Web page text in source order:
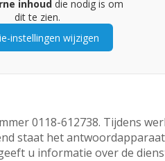
inhouddie nodig is om
dit te zien.
instellingen wijzigen
0118-612738. Tijdens
staat het
u informatie over de